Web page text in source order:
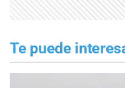
Te puede